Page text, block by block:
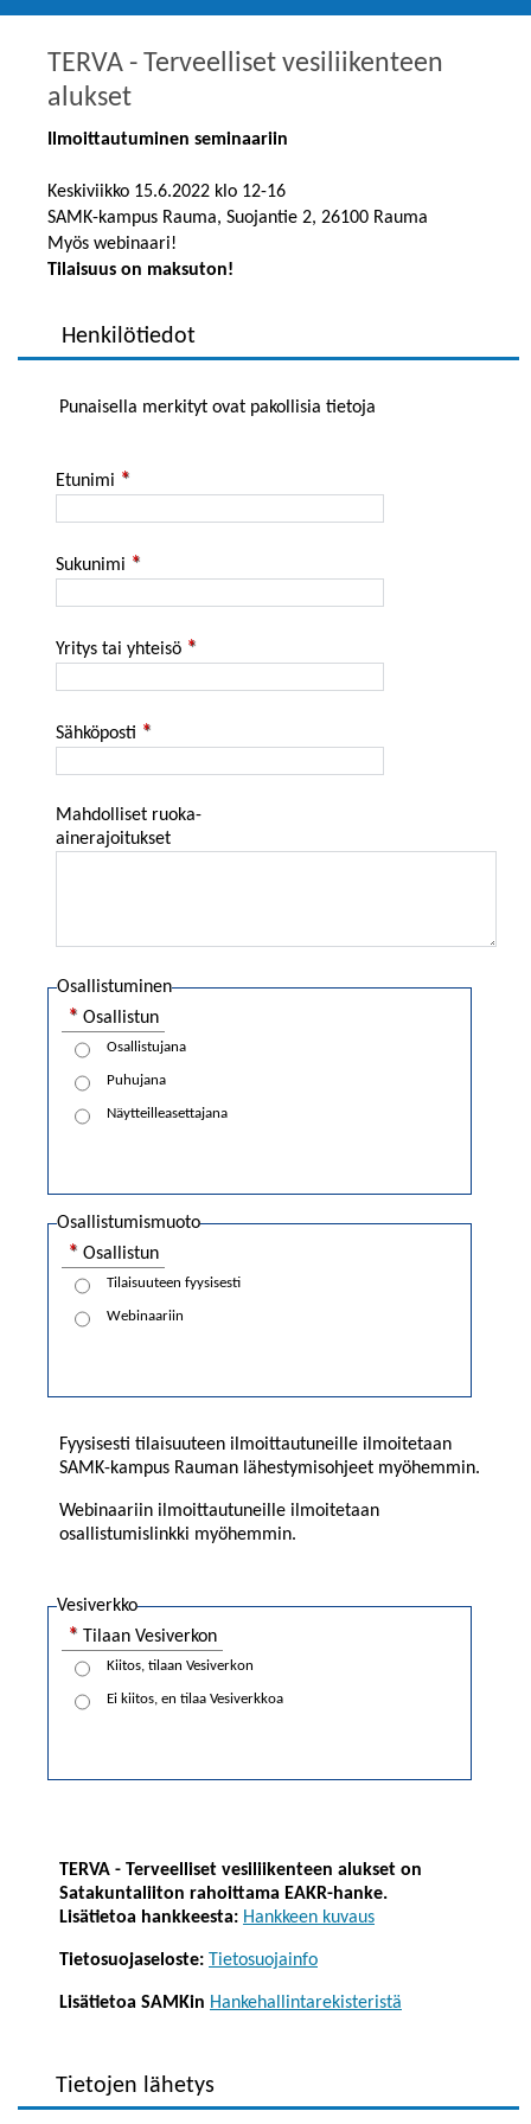
TERVA - Terveelliset vesiliikenteen
alukset
Ilmoittautuminen seminaariin
Keskiviikko 15.6.2022 klo 12-16
SAMK-kampus Rauma, Suojantie 2, 26100 Rauma
Myös webinaari!
Tilaisuus on maksuton!
Henkilötiedot
Punaisella merkityt ovat pakollisia tietoja
Etunimi
Sukunimi
Yritys tai yhteisö
Sähköposti
Mahdolliset ruoka-
ainerajoitukset
Osallistuminen
Osallistun
Osallistujana
Puhujana
Näytteilleasettajana
Osallistumismuoto
Osallistun
Tilaisuuteen fyysisesti
Webinaariin
Fyysisesti tilaisuuteen ilmoittautuneille ilmoitetaan
SAMK-kampus Rauman lähestymisohjeet myöhemmin.
Webinaariin ilmoittautuneille ilmoitetaan
osallistumislinkki myöhemmin.
Vesiverkko
Tilaan Vesiverkon
Kiitos, tilaan Vesiverkon
Ei kiitos, en tilaa Vesiverkkoa
TERVA - Terveelliset vesiliikenteen alukset on
Satakuntaliiton rahoittama EAKR-hanke.
Lisätietoa hankkeesta: Hankkeen kuvaus
Tietosuojaseloste: Tietosuojainfo
Lisätietoa SAMKin Hankehallintarekisteristä
Tietojen lähetys